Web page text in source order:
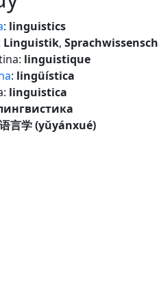
: linguistics
Linguistik,
linguistique
: lingüística
linguistica
语言学 (yǔyánxué)